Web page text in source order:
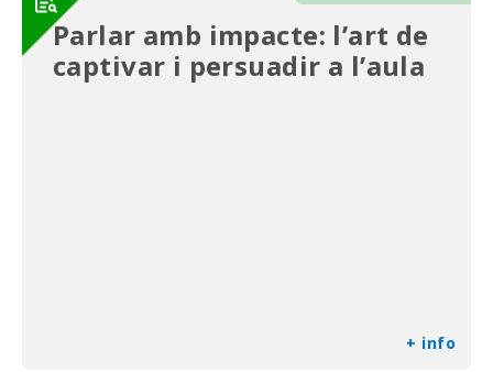
Parlar amb impacte: l’art de
captivar i persuadir a l’aula
+ info